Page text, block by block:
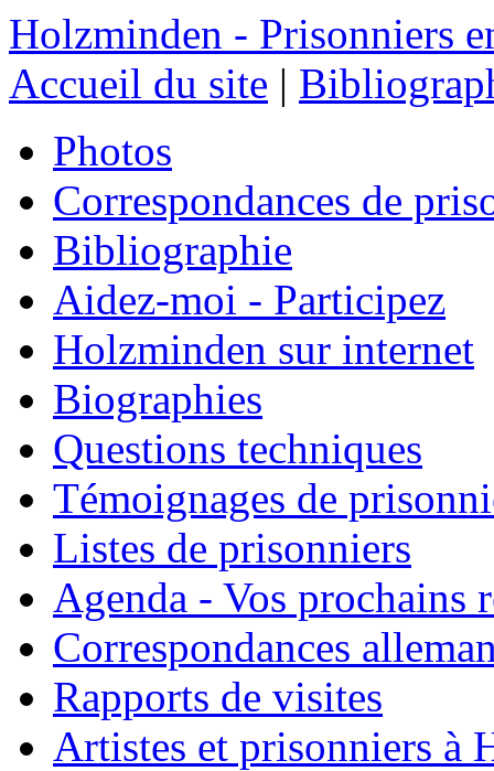
Holzminden - Prisonniers
Accueil du site |
Photos
Correspondances de
Bibliographie
Aidez-moi - Participez
Holzminden sur internet
Biographies
Questions techniques
Témoignages de
Listes de prisonniers
Agenda - Vos prochains
Correspondances
Rapports de visites
Artistes et prisonniers à